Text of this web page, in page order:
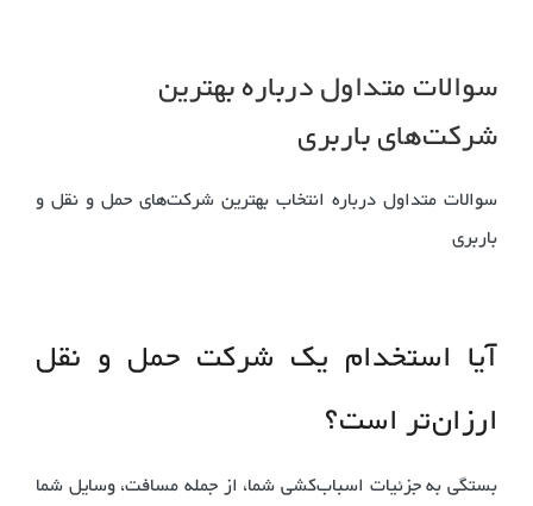
سوالات متداول درباره بهترین
شرکت‌های باربری
سوالات متداول درباره انتخاب بهترین شرکت‌های حمل و نقل و
باربری
آیا استخدام یک شرکت حمل و نقل
ارزان‌تر است؟
بستگی به جزئیات اسباب‌کشی شما، از جمله مسافت، وسایل شما